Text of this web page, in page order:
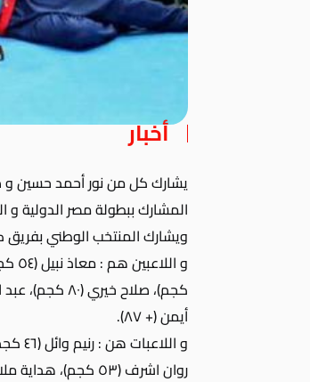
أخبار
يشارك كل من نور أحمد حسين و
المشارك ببطولة مصر الدولية و التي ستقام
ويشارك المنتخب الوطني بفريق كامل مكون من ٨ لاعبين
أيمن (+ ٨٧).